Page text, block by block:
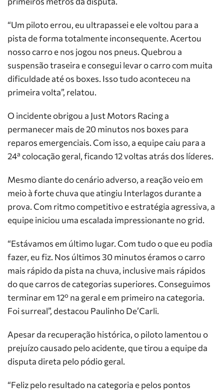
“Um piloto errou, eu ultrapassei e ele voltou para a
pista de forma totalmente inconsequente. Acertou
nosso carro e nos jogou nos pneus. Quebrou a
suspensão traseira e consegui levar o carro com muita
dificuldade até os boxes. Isso tudo aconteceu na
primeira volta”, relatou.
O incidente obrigou a Just Motors Racing a
permanecer mais de 20 minutos nos boxes para
reparos emergenciais. Com isso, a equipe caiu para a
24ª colocação geral, ficando 12 voltas atrás dos líderes.
Mesmo diante do cenário adverso, a reação veio em
meio à forte chuva que atingiu Interlagos durante a
prova. Com ritmo competitivo e estratégia agressiva, a
equipe iniciou uma escalada impressionante no grid.
“Estávamos em último lugar. Com tudo o que eu podia
fazer, eu fiz. Nos últimos 30 minutos éramos o carro
mais rápido da pista na chuva, inclusive mais rápidos
do que carros de categorias superiores. Conseguimos
terminar em 12º na geral e em primeiro na categoria.
Foi surreal”, destacou Paulinho De’Carli.
Apesar da recuperação histórica, o piloto lamentou o
prejuízo causado pelo acidente, que tirou a equipe da
disputa direta pelo pódio geral.
“Feliz pelo resultado na categoria e pelos pontos